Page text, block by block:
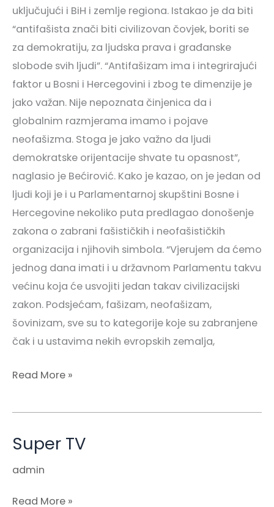
uključujući i BiH i zemlje regiona. Istakao je da biti
“antifašista znači biti civilizovan čovjek, boriti se
za demokratiju, za ljudska prava i građanske
slobode svih ljudi”. “Antifašizam ima i integrirajući
faktor u Bosni i Hercegovini i zbog te dimenzije je
jako važan. Nije nepoznata činjenica da i
globalnim razmjerama imamo i pojave
neofašizma. Stoga je jako važno da ljudi
demokratske orijentacije shvate tu opasnost”,
naglasio je Bećirović. Kako je kazao, on je jedan od
ljudi koji je i u Parlamentarnoj skupštini Bosne i
Hercegovine nekoliko puta predlagao donošenje
zakona o zabrani fašističkih i neofašističkih
organizacija i njihovih simbola. “Vjerujem da ćemo
jednog dana imati i u državnom Parlamentu takvu
većinu koja će usvojiti jedan takav civilizacijski
zakon. Podsjećam, fašizam, neofašizam,
šovinizam, sve su to kategorije koje su zabranjene
čak i u ustavima nekih evropskih zemalja,
Read More »
Super TV
admin
Super
Read More »